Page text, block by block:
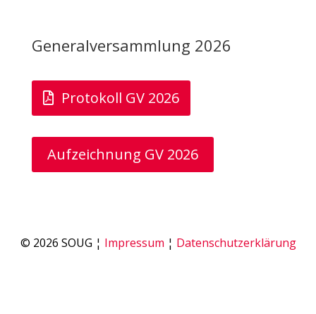
Generalversammlung 2026
Protokoll GV 2026
Aufzeichnung GV 2026
© 2026 SOUG ¦ Impressum ¦ Datenschutzerklärung